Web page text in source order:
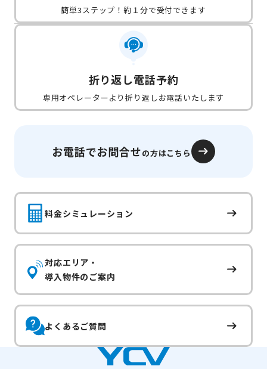
簡単3ステップ！約１分で受付できます
折り返し電話予約
専用オペレーターより折り返しお電話いたします
お電話でお問合せの方はこちら
料金シミュレーション
対応エリア・
導入物件のご案内
よくあるご質問